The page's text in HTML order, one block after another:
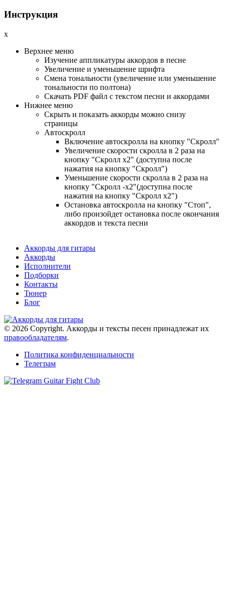
Инструкция
x
Верхнее меню
Изучение аппликатуры аккордов в песне
Увеличение и уменьшение шрифта
Смена тональности (увеличение или уменьшение
тональности по полтона)
Cкачать PDF файл с текстом песни и аккордами
Нижнее меню
Скрыть и показать аккорды можно снизу
страницы
Автоскролл
Включение автоскролла на кнопку "Скролл"
Увеличение скорости скролла в 2 раза на
кнопку "Скролл x2" (доступна после
нажатия на кнопку "Скролл")
Уменьшение скорости скролла в 2 раза на
кнопку "Скролл -x2"(доступна после
нажатия на кнопку "Скролл x2")
Остановка автоскролла на кнопку "Стоп",
либо произойдет остановка после окончания
аккордов и текста песни
Аккорды для гитары
Аккорды
Исполнители
Подборки
Контакты
Тюнер
Блог
© 2026 Copyright. Аккорды и тексты песен принадлежат их
правообладателям.
Политика конфиденциальности
Телеграм